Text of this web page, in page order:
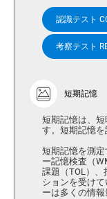
認識テスト
考察テスト
短期記憶
短期記憶は、
す。短期記憶を
短期記憶を測
ー記憶検査（
課題（TOL）、
ションを受け
ーは多くの情報